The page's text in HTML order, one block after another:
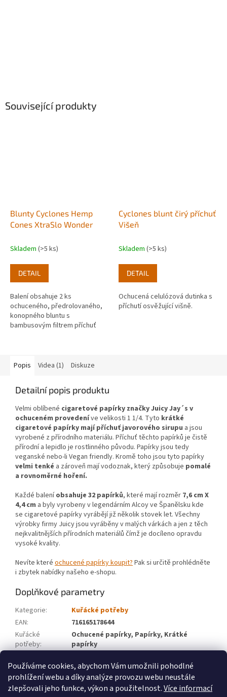
Používáme cookies, abychom Vám umožnili pohodlné
prohlížení webu a díky analýze provozu webu neustále
zlepšovali jeho funkce, výkon a použitelnost.Více informací
Související produkty
Blunty Cyclones Hemp
Cones XtraSlo Wonder
Skladem (>5 ks)
DETAIL
Balení obsahuje 2 ks
ochuceného, předrolovaného,
konopného bluntu s
bambusovým filtrem příchuť
Cyclones blunt čirý příchuť
Višeň
Skladem (>5 ks)
DETAIL
Ochucená celulózová dutinka s
příchutí osvěžující višně.
Popis Videa (1) Diskuze
Detailní popis produktu
Velmi oblíbené cigaretové papírky značky Juicy Jay´s v
ochuceném provedeníve velikosti 1 1/4. Tyto krátké
cigaretové papírky mají příchuť javorového sirupu a jsou
vyrobené z přírodního materiálu. Příchuť těchto papírků je čistě
přírodní a lepidlo je rostlinného původu. Papírky jsou tedy
veganské nebo-li Vegan friendly. Kromě toho jsou tyto papírky
velmi tenké a zároveň mají vodoznak, který způsobuje pomalé
a rovnoměrné hoření.
Každé baleníobsahuje 32 papírků, které mají rozměr 7,6 cm X
4,4 cm a byly vyrobeny v legendárním Alcoy ve Španělsku kde
se cigaretové papírky vyrábějí již několik stovek let. Všechny
výrobky firmy Juicy jsou vyráběny v malých várkách a jen z těch
nejkvalitnějších přírodních materiálů čímž je docíleno opravdu
vysoké kvality.
Nevíte které ochucené papírky koupit?Pak si určitě prohlédněte
i zbytek nabídky našeho e-shopu.
Doplňkové parametry
Kategorie:
Kuřácké potřeby
EAN:
716165178644
Kuřácké
potřeby:
Ochucené papírky, Papírky, Krátké
papírky